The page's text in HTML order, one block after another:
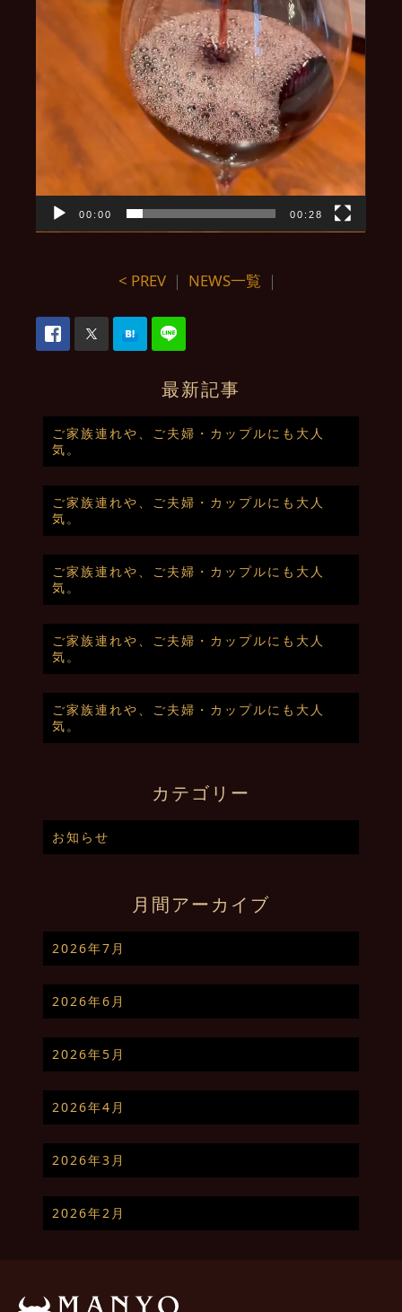
00:00 00:28
< PREV ｜ NEWS一覧 ｜
最新記事
ご家族連れや、ご夫婦・カップルにも大人
気。
ご家族連れや、ご夫婦・カップルにも大人
気。
ご家族連れや、ご夫婦・カップルにも大人
気。
ご家族連れや、ご夫婦・カップルにも大人
気。
ご家族連れや、ご夫婦・カップルにも大人
気。
カテゴリー
お知らせ
月間アーカイブ
2026年7月
2026年6月
2026年5月
2026年4月
2026年3月
2026年2月